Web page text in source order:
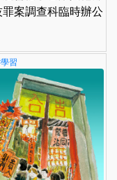
案調查科臨時辦公
習